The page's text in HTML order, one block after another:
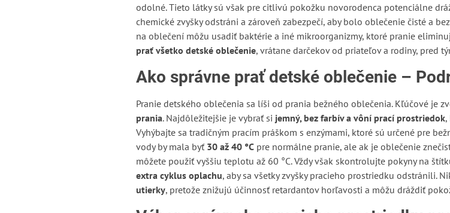
odolné. Tieto látky sú však pre citlivú pokožku novorodenca potenciálne
chemické zvyšky odstráni a zároveň zabezpečí, aby bolo oblečenie čisté a
na oblečení môžu usadiť baktérie a iné mikroorganizmy, ktoré pranie
prať všetko detské oblečenie, vrátane darčekov od priateľov a rodiny, pred
Ako správne prať detské oblečenie –
Pranie detského oblečenia sa líši od prania bežného oblečenia. Kľúčové je
prania. Najdôležitejšie je vybrať si jemný, bez farbív a vôní prací prostriedok,
Vyhýbajte sa tradičným pracím práškom s enzýmami, ktoré sú určené pre
vody by mala byť 30 až 40 °Cpre normálne pranie, ale ak je oblečenie
môžete použiť vyššiu teplotu až 60 °C. Vždy však skontrolujte pokyny na
extra cyklus oplachu, aby sa všetky zvyšky pracieho prostriedku odstránili.
utierky, pretože znižujú účinnosť retardantov horľavosti a môžu dráždiť